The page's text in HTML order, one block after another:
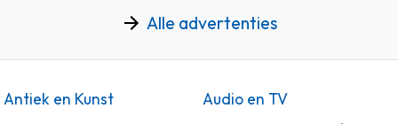
Alle advertenties
Antiek en Kunst
Audio en TV